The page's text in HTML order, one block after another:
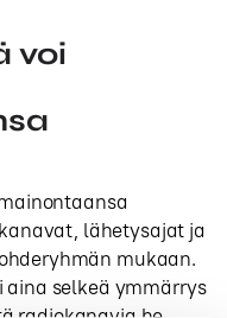
voi
lähetysajat ja
mukaan.
selkeä ymmärrys